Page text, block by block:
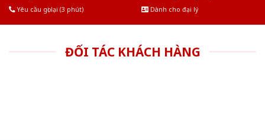
Yêu cầu gọi lại (3 phút)
Dành cho đại lý
ĐỐI TÁC KHÁCH HÀNG